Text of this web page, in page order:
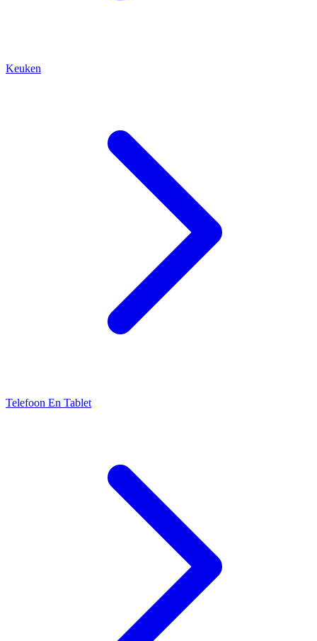
Keuken
Telefoon En Tablet